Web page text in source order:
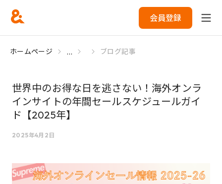
会員登録
ホームページ ... ブログ記事
世界中のお得な日を逃さない！海外オンラ
インサイトの年間セールスケジュールガイ
ド【2025年】
2025年4月2日